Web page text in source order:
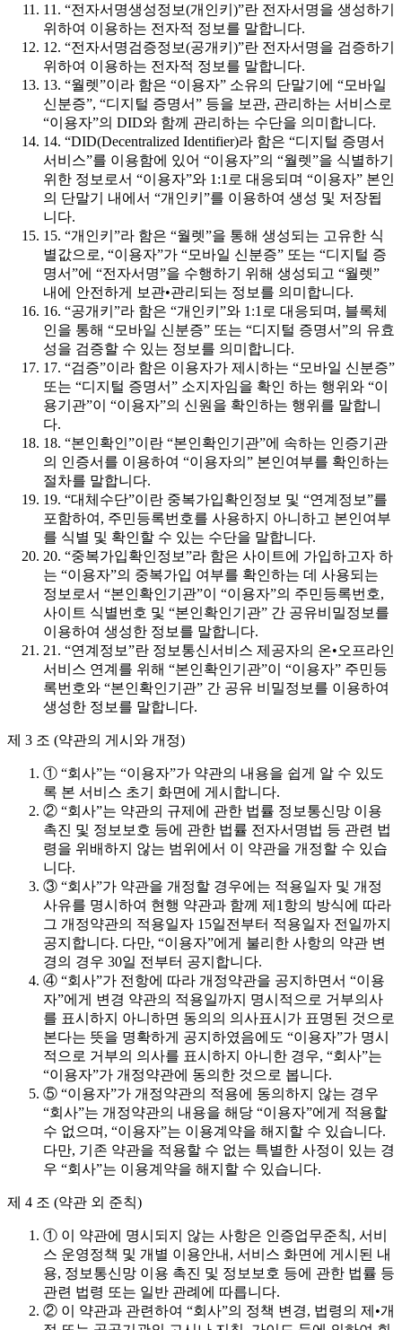
11. “전자서명생성정보(개인키)”란 전자서명을 생성하기
위하여 이용하는 전자적 정보를 말합니다.
12. “전자서명검증정보(공개키)”란 전자서명을 검증하기
위하여 이용하는 전자적 정보를 말합니다.
13. “월렛”이라 함은 “이용자” 소유의 단말기에 “모바일
신분증”, “디지털 증명서” 등을 보관, 관리하는 서비스로
“이용자”의 DID와 함께 관리하는 수단을 의미합니다.
14. “DID(Decentralized Identifier)라 함은 “디지털 증명서
서비스”를 이용함에 있어 “이용자”의 “월렛”을 식별하기
위한 정보로서 “이용자”와 1:1로 대응되며 “이용자” 본인
의 단말기 내에서 “개인키”를 이용하여 생성 및 저장됩
니다.
15. “개인키”라 함은 “월렛”을 통해 생성되는 고유한 식
별값으로, “이용자”가 “모바일 신분증” 또는 “디지털 증
명서”에 “전자서명”을 수행하기 위해 생성되고 “월렛”
내에 안전하게 보관•관리되는 정보를 의미합니다.
16. “공개키”라 함은 “개인키”와 1:1로 대응되며, 블록체
인을 통해 “모바일 신분증” 또는 “디지털 증명서”의 유효
성을 검증할 수 있는 정보를 의미합니다.
17. “검증”이라 함은 이용자가 제시하는 “모바일 신분증”
또는 “디지털 증명서” 소지자임을 확인 하는 행위와 “이
용기관”이 “이용자”의 신원을 확인하는 행위를 말합니
다.
18. “본인확인”이란 “본인확인기관”에 속하는 인증기관
의 인증서를 이용하여 “이용자의” 본인여부를 확인하는
절차를 말합니다.
19. “대체수단”이란 중복가입확인정보 및 “연계정보”를
포함하여, 주민등록번호를 사용하지 아니하고 본인여부
를 식별 및 확인할 수 있는 수단을 말합니다.
20. “중복가입확인정보”라 함은 사이트에 가입하고자 하
는 “이용자”의 중복가입 여부를 확인하는 데 사용되는
정보로서 “본인확인기관”이 “이용자”의 주민등록번호,
사이트 식별번호 및 “본인확인기관” 간 공유비밀정보를
이용하여 생성한 정보를 말합니다.
21. “연계정보”란 정보통신서비스 제공자의 온•오프라인
서비스 연계를 위해 “본인확인기관”이 “이용자” 주민등
록번호와 “본인확인기관” 간 공유 비밀정보를 이용하여
생성한 정보를 말합니다.
제 3 조 (약관의 게시와 개정)
① “회사”는 “이용자”가 약관의 내용을 쉽게 알 수 있도
록 본 서비스 초기 화면에 게시합니다.
② “회사”는 약관의 규제에 관한 법률 정보통신망 이용
촉진 및 정보보호 등에 관한 법률 전자서명법 등 관련 법
령을 위배하지 않는 범위에서 이 약관을 개정할 수 있습
니다.
③ “회사”가 약관을 개정할 경우에는 적용일자 및 개정
사유를 명시하여 현행 약관과 함께 제1항의 방식에 따라
그 개정약관의 적용일자 15일전부터 적용일자 전일까지
공지합니다. 다만, “이용자”에게 불리한 사항의 약관 변
경의 경우 30일 전부터 공지합니다.
④ “회사”가 전항에 따라 개정약관을 공지하면서 “이용
자”에게 변경 약관의 적용일까지 명시적으로 거부의사
를 표시하지 아니하면 동의의 의사표시가 표명된 것으로
본다는 뜻을 명확하게 공지하였음에도 “이용자”가 명시
적으로 거부의 의사를 표시하지 아니한 경우, “회사”는
“이용자”가 개정약관에 동의한 것으로 봅니다.
⑤ “이용자”가 개정약관의 적용에 동의하지 않는 경우
“회사”는 개정약관의 내용을 해당 “이용자”에게 적용할
수 없으며, “이용자”는 이용계약을 해지할 수 있습니다.
다만, 기존 약관을 적용할 수 없는 특별한 사정이 있는 경
우 “회사”는 이용계약을 해지할 수 있습니다.
제 4 조 (약관 외 준칙)
① 이 약관에 명시되지 않는 사항은 인증업무준칙, 서비
스 운영정책 및 개별 이용안내, 서비스 화면에 게시된 내
용, 정보통신망 이용 촉진 및 정보보호 등에 관한 법률 등
관련 법령 또는 일반 관례에 따릅니다.
② 이 약관과 관련하여 “회사”의 정책 변경, 법령의 제•개